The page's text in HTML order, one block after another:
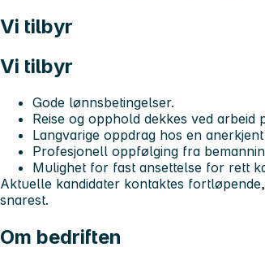
Vi tilbyr
Vi tilbyr
Gode lønnsbetingelser.
Reise og opphold dekkes ved arbeid
Langvarige oppdrag hos en
Profesjonell oppfølging fra
Mulighet for fast ansettelse for rett
Aktuelle kandidater kontaktes
snarest.
Om bedriften